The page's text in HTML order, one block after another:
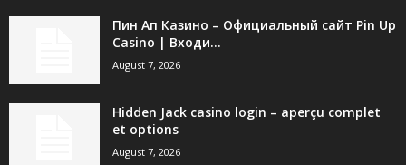
Пин Ап Казино – Официальный сайт Pin Up
Casino | Входи...
August 7, 2026
Hidden Jack casino login – aperçu complet
et options
August 7, 2026